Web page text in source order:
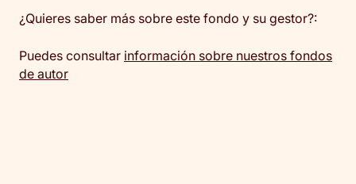
¿Quieres saber más sobre este fondo y su gestor?:
Puedes consultar información sobre nuestros fondos
de autor